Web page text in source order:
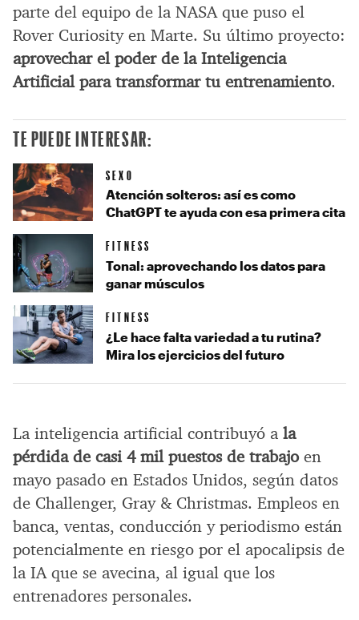
parte del equipo de la NASA que puso el
Rover Curiosity en Marte. Su último proyecto:
aprovechar el poder de la Inteligencia
Artificial para transformar tu entrenamiento.
La inteligencia artificial contribuyó a la
pérdida de casi 4 mil puestos de trabajoen
mayo pasado en Estados Unidos, según datos
de Challenger, Gray & Christmas. Empleos en
banca, ventas, conducción y periodismo están
potencialmente en riesgo por el apocalipsis de
la IA que se avecina, al igual que los
entrenadores personales.
TE PUEDE INTERESAR:
SEXO
Atención solteros: así es como
ChatGPT te ayuda con esa primera cita
FITNESS
Tonal: aprovechando los datos para
ganar músculos
FITNESS
¿Le hace falta variedad a tu rutina?
Mira los ejercicios del futuro